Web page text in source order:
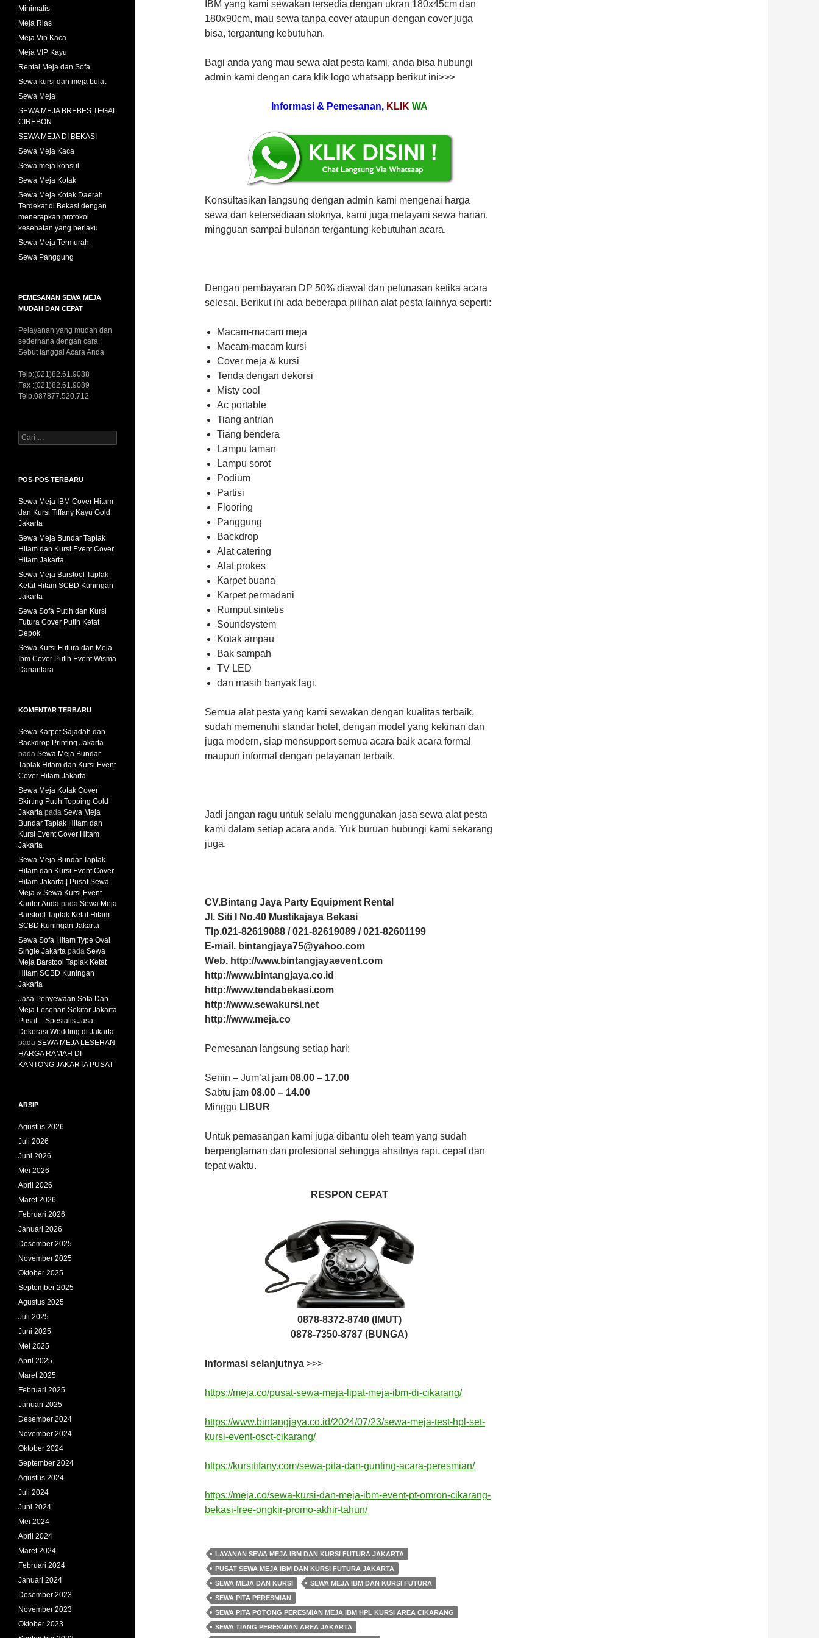
IBM yang kami sewakan tersedia dengan ukran 180x45cm dan
180x90cm, mau sewa tanpa cover ataupun dengan cover juga
bisa, tergantung kebutuhan.
Bagi anda yang mau sewa alat pesta kami, anda bisa hubungi
admin kami dengan cara klik logo whatsapp berikut ini>>>
Informasi & Pemesanan, KLIK WA
Konsultasikan langsung dengan admin kami mengenai harga
sewa dan ketersediaan stoknya, kami juga melayani sewa harian,
mingguan sampai bulanan tergantung kebutuhan acara.
Dengan pembayaran DP 50% diawal dan pelunasan ketika acara
selesai. Berikut ini ada beberapa pilihan alat pesta lainnya seperti:
Macam-macam meja
Macam-macam kursi
Cover meja & kursi
Tenda dengan dekorsi
Misty cool
Ac portable
Tiang antrian
Tiang bendera
Lampu taman
Lampu sorot
Podium
Partisi
Flooring
Panggung
Backdrop
Alat catering
Alat prokes
Karpet buana
Karpet permadani
Rumput sintetis
Soundsystem
Kotak ampau
Bak sampah
TV LED
dan masih banyak lagi.
Semua alat pesta yang kami sewakan dengan kualitas terbaik,
sudah memenuhi standar hotel, dengan model yang kekinan dan
juga modern, siap mensupport semua acara baik acara formal
maupun informal dengan pelayanan terbaik.
Jadi jangan ragu untuk selalu menggunakan jasa sewa alat pesta
kami dalam setiap acara anda. Yuk buruan hubungi kami sekarang
juga.
CV.Bintang Jaya Party Equipment Rental
Jl. Siti I No.40 Mustikajaya Bekasi
Tlp.021-82619088 / 021-82619089 / 021-82601199
E-mail. bintangjaya75@yahoo.com
Web. http://www.bintangjayaevent.com
http://www.bintangjaya.co.id
http://www.tendabekasi.com
http://www.sewakursi.net
http://www.meja.co
Pemesanan langsung setiap hari:
Senin – Jum’at jam 08.00 – 17.00
Sabtu jam 08.00 – 14.00
Minggu LIBUR
Untuk pemasangan kami juga dibantu oleh team yang sudah
berpenglaman dan profesional sehingga ahsilnya rapi, cepat dan
tepat waktu.
RESPON CEPAT
0878-8372-8740 (IMUT)
0878-7350-8787 (BUNGA)
Informasi selanjutnya >>>
https://meja.co/pusat-sewa-meja-lipat-meja-ibm-di-cikarang/
https://www.bintangjaya.co.id/2024/07/23/sewa-meja-test-hpl-set-
kursi-event-osct-cikarang/
https://kursitifany.com/sewa-pita-dan-gunting-acara-peresmian/
https://meja.co/sewa-kursi-dan-meja-ibm-event-pt-omron-cikarang-
bekasi-free-ongkir-promo-akhir-tahun/
LAYANAN SEWA MEJA IBM DAN KURSI FUTURA JAKARTA
PUSAT SEWA MEJA IBM DAN KURSI FUTURA JAKARTA
SEWA MEJA DAN KURSI
SEWA MEJA IBM DAN KURSI FUTURA
SEWA PITA PERESMIAN
SEWA PITA POTONG PERESMIAN MEJA IBM HPL KURSI AREA CIKARANG
SEWA TIANG PERESMIAN AREA JAKARTA
Minimalis
Meja Rias
Meja Vip Kaca
Meja VIP Kayu
Rental Meja dan Sofa
Sewa kursi dan meja bulat
Sewa Meja
SEWA MEJA BREBES TEGAL
CIREBON
SEWA MEJA DI BEKASI
Sewa Meja Kaca
Sewa meja konsul
Sewa Meja Kotak
Sewa Meja Kotak Daerah
Terdekat di Bekasi dengan
menerapkan protokol
kesehatan yang berlaku
Sewa Meja Termurah
Sewa Panggung
PEMESANAN SEWA MEJA
MUDAH DAN CEPAT
Pelayanan yang mudah dan
sederhana dengan cara :
Sebut tanggal Acara Anda
Telp:(021)82.61.9088
Fax :(021)82.61.9089
Telp.087877.520.712
Cari
untuk:
POS-POS TERBARU
Sewa Meja IBM Cover Hitam
dan Kursi Tiffany Kayu Gold
Jakarta
Sewa Meja Bundar Taplak
Hitam dan Kursi Event Cover
Hitam Jakarta
Sewa Meja Barstool Taplak
Ketat Hitam SCBD Kuningan
Jakarta
Sewa Sofa Putih dan Kursi
Futura Cover Putih Ketat
Depok
Sewa Kursi Futura dan Meja
Ibm Cover Putih Event Wisma
Danantara
KOMENTAR TERBARU
Sewa Karpet Sajadah dan
Backdrop Printing Jakarta
pada Sewa Meja Bundar
Taplak Hitam dan Kursi Event
Cover Hitam Jakarta
Sewa Meja Kotak Cover
Skirting Putih Topping Gold
Jakarta pada Sewa Meja
Bundar Taplak Hitam dan
Kursi Event Cover Hitam
Jakarta
Sewa Meja Bundar Taplak
Hitam dan Kursi Event Cover
Hitam Jakarta | Pusat Sewa
Meja & Sewa Kursi Event
Kantor Anda pada Sewa Meja
Barstool Taplak Ketat Hitam
SCBD Kuningan Jakarta
Sewa Sofa Hitam Type Oval
Single Jakarta pada Sewa
Meja Barstool Taplak Ketat
Hitam SCBD Kuningan
Jakarta
Jasa Penyewaan Sofa Dan
Meja Lesehan Sekitar Jakarta
Pusat – Spesialis Jasa
Dekorasi Wedding di Jakarta
pada SEWA MEJA LESEHAN
HARGA RAMAH DI
KANTONG JAKARTA PUSAT
ARSIP
Agustus 2026
Juli 2026
Juni 2026
Mei 2026
April 2026
Maret 2026
Februari 2026
Januari 2026
Desember 2025
November 2025
Oktober 2025
September 2025
Agustus 2025
Juli 2025
Juni 2025
Mei 2025
April 2025
Maret 2025
Februari 2025
Januari 2025
Desember 2024
November 2024
Oktober 2024
September 2024
Agustus 2024
Juli 2024
Juni 2024
Mei 2024
April 2024
Maret 2024
Februari 2024
Januari 2024
Desember 2023
November 2023
Oktober 2023